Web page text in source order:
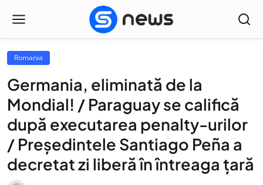
Romania
Germania, eliminată de la
Mondial! / Paraguay se califică
după executarea penalty-urilor
/ Președintele Santiago Peña a
decretat zi liberă în întreaga țară